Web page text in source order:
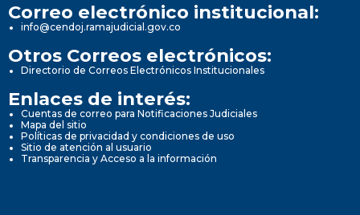
Correo electrónico institucional:
info@cendoj.ramajudicial.gov.co
Otros Correos electrónicos:
Directorio de Correos Electrónicos Institucionales
Enlaces de interés:
Cuentas de correo para Notificaciones Judiciales
Mapa del sitio
Políticas de privacidad y condiciones de uso
Sitio de atención al usuario
Transparencia y Acceso a la información